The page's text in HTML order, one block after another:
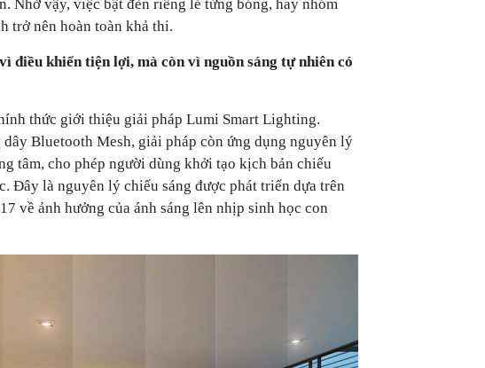
Nhờ vậy, việc bật đèn riêng lẻ từng bóng, hay nhóm
trở nên hoàn toàn khả thi.
điều khiển tiện lợi, mà còn vì nguồn sáng tự nhiên có
thức giới thiệu giải pháp Lumi Smart Lighting.
Bluetooth Mesh, giải pháp còn ứng dụng nguyên lý
tâm, cho phép người dùng khởi tạo kịch bản chiếu
Đây là nguyên lý chiếu sáng được phát triển dựa trên
về ảnh hưởng của ánh sáng lên nhịp sinh học con